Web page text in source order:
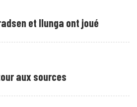
et Ilunga ont joué
aux sources